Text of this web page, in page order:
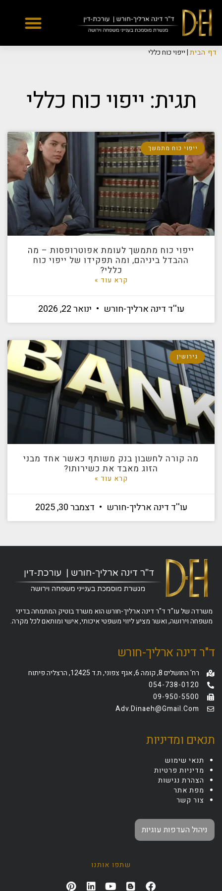
Yes
...
דף הבית|ייפוי כוח כללי
תגית: ייפוי כוח כללי
ייפוי כוח מתמשך
ייפוי כוח מתמשך לעומת אפוטרופסות – מה
ההבדל ביניהם, ומה תפקידו של ייפוי כוח
כללי?
קרא עוד »
עו''ד דינה ארליך-חורש ינואר 22, 2026
גירושין
מה קורה לחשבון בנק משותף כאשר אחד מבני
הזוג מאבד את כשירותו?
קרא עוד »
עו''ד דינה ארליך-חורש דצמבר 30, 2025
משרדה של עו"ד ד"ר דינה ארליך-חורש הוא משרד בוטיק המתמחה בדיני
משפחה וירושה, ואשר מציע ליווי משפטי איכותי, אישי ומותאם לכל מקרה.
ד"ר דינה ארליך-חורש
רח' החושלים 8, קומה 6, אגף צפוני, ת.ד 12425, הרצליה פיתוח
054-738-0120
09-950-5500
Adv.dinaeh@gmail.com
תנאים ומדיניות
תנאי שימוש
מדיניות פרטיות
הצהרת נגישות
מפת אתר
צור קשר
ניהול העדפות עוגיות
שתפו אותנו